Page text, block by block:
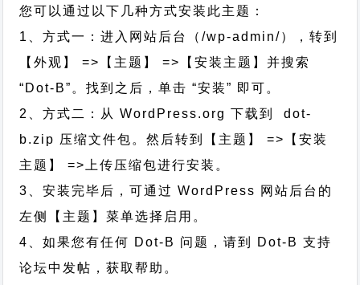
您可以通过以下几种方式安装此主题：
1、方式一：进入网站后台（/wp-admin/），转到
【外观】 =>【主题】 =>【安装主题】并搜索
“Dot-B”。找到之后，单击 “安装” 即可。
2、方式二：从 WordPress.org 下载到 dot-
b.zip 压缩文件包。然后转到【主题】 =>【安装
主题】 =>上传压缩包进行安装。
3、安装完毕后，可通过 WordPress 网站后台的
左侧【主题】菜单选择启用。
4、如果您有任何 Dot-B 问题，请到 Dot-B 支持
论坛中发帖，获取帮助。